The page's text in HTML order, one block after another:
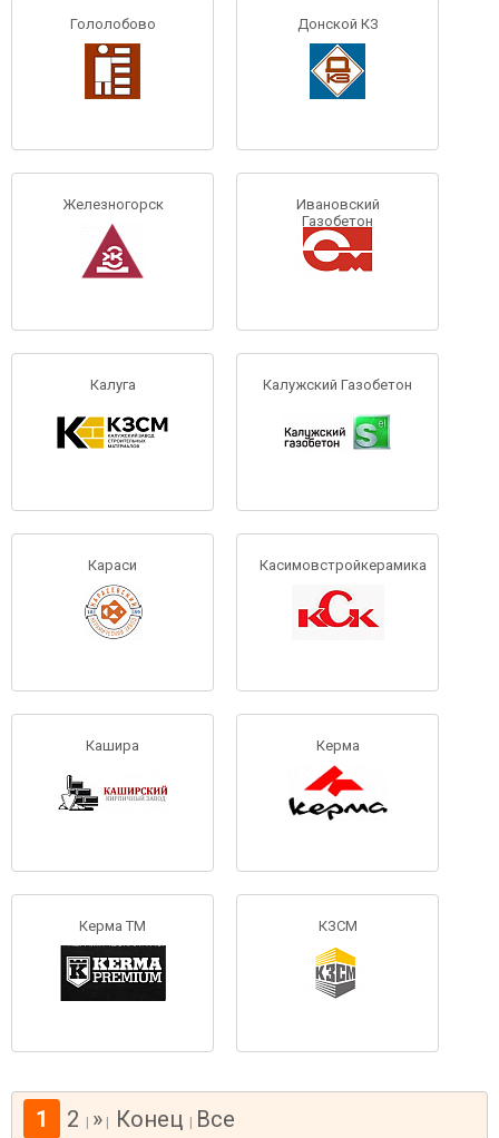
Гололобово Донской КЗ
Железногорск
Ивановский
Газобетон
Калуга Калужский Газобетон
Караси Касимовстройкерамика
Кашира Керма
Керма ТМ КЗСМ
1 2 | » | Конец | Все